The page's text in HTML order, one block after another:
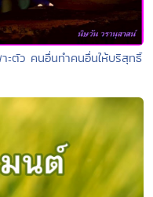
ะตัว คนอื่นทำคนอื่นให้บริสุทธิ์